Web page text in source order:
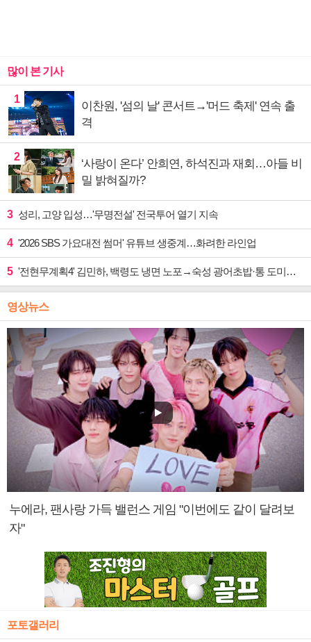
많이 본 기사
1
이찬원, '섬의 날' 콘서트→'머드 축제' 연속 출
격
2
‘사랑이 온다’ 안희연, 하석진과 재회…아들 비
밀 밝혀질까?
3 성리, 고양 입성…'무명전설' 전국투어 열기 지속
4 '2026 SBS 가요대전 썸머' 유튜브 생중계…화려한 라인업
5 '전현무계획4' 김민하, 백령도 냉면 노포→숙성 광어초밥·통 도미찜 맛집 탐방
영상뉴스
누에라, 팬사랑 가득 밸런스 게임 "이번에도 같이 달려보
자"
포토갤러리